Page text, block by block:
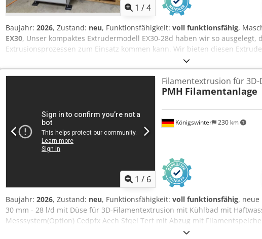
1 /4
Baujahr: 2026, Zustand: neu, Funktionsfähigkeit: voll funktionsfähig,
EX30, Unser kompaktes Extrudermodell EX30-28d haben wir so ausgelegt,
Extrusionsprozessen zum Einsatz kommen kann. Wir bieten diesen
Laborextruder an, als auch für die Extrusion von Schweißdraht, Filament,
Granulieren mit Heissabschlag oder Stranggranulator. Andere
ebenfalls, sprechen Sie uns an. Credpfx Aioby Rfpo Tjf Unser Standard-
(Schnecke und Zylinder) deckt die meisten Polymerrohstoffe ab. Optional
mit verschleißfester Garnitur an, zum Beispiel: für PEEK, Titan, Keramik,
1 / 6
Königswinter 230 km
Filamentextrusion für
PMH Filamentanlage
Baujahr: 2026, Zustand: neu, Funktionsfähigkeit: voll funktionsfähig, neue
30 mm - 28 l/d mit Düse für 3D-Filamentextrusion mit Kühlbad mit
Messsystem(Option) Cedpfx Aech Sfqei Terf mit Abzug mit